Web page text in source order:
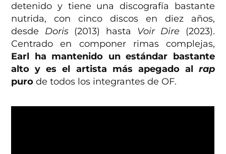
detenido y tiene una discografía bastante
nutrida, con cinco discos en diez años,
desde Doris (2013) hasta Voir Dire (2023).
Centrado en componer rimas complejas,
Earl ha mantenido un estándar bastante
alto y es el artista más apegado al rap
purode todos los integrantes de OF.